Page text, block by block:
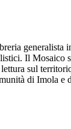
generalista
Il Mosaico
sul
di Imola e